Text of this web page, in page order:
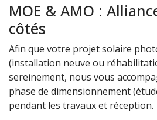
MOE & AMO :
côtés
Afin que votre projet solaire
(installation neuve ou
sereinement, nous vous
phase de dimensionnement
pendant les travaux et réception.